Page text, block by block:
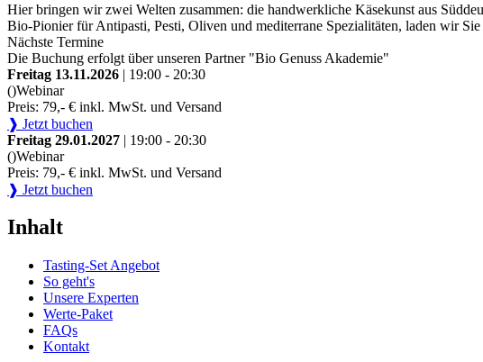
Hier bringen wir zwei Welten zusammen: die handwerkliche Käsekunst aus
Bio-Pionier für Antipasti, Pesti, Oliven und mediterrane Spezialitäten, laden wir
Nächste Termine
Die Buchung erfolgt über unseren Partner "Bio Genuss Akademie"
Freitag 13.11.2026 | 19:00 - 20:30
()Webinar
Preis: 79,- € inkl. MwSt. und Versand
❱ Jetzt buchen
Freitag 29.01.2027 | 19:00 - 20:30
()Webinar
Preis: 79,- € inkl. MwSt. und Versand
❱ Jetzt buchen
Inhalt
Tasting-Set Angebot
So geht's
Unsere Experten
Werte-Paket
FAQs
Kontakt